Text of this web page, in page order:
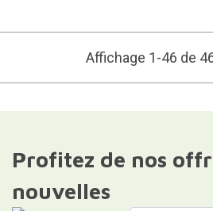
Affichage 1-46 de
Profitez de nos
nouvelles